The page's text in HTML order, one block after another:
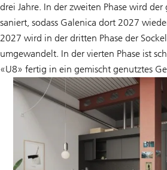
drei Jahre. In der zweiten Phase wird der
saniert, sodass Galenica dort 2027
2027 wird in der dritten Phase der
umgewandelt. In der vierten Phase ist
«U8» fertig in ein gemischt genutztes